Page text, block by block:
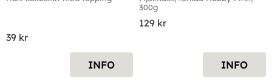
39 kr
INFO
300g
129 kr
INFO